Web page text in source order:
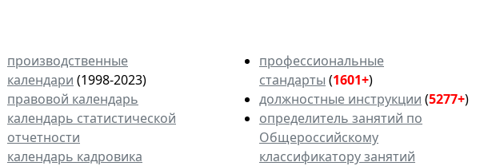
производственные
календари (1998-2023)
правовой календарь
календарь статистической
отчетности
календарь кадровика
профессиональные
стандарты (1601+)
должностные инструкции (5277+)
определитель занятий по
Общероссийскому
классификатору занятий